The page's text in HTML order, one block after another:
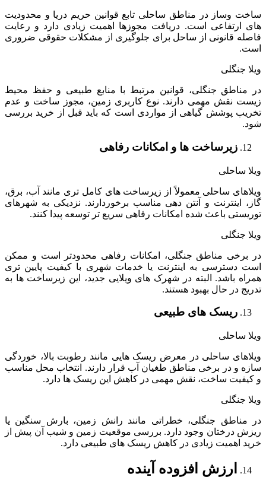
ساخت وساز در مناطق ساحلی تابع قوانین حریم دریا و محدودیت
های ارتفاعی است. دریافت مجوزها اهمیت زیادی دارد و رعایت
فاصله قانونی از ساحل برای جلوگیری از مشکلات حقوقی ضروری
است.
ویلا جنگلی
در مناطق جنگلی، قوانین مرتبط با منابع طبیعی و حفظ محیط
زیست نقش مهمی دارند. نوع کاربری زمین، مجوز ساخت و عدم
تخریب پوشش گیاهی از مواردی است که باید قبل از خرید بررسی
شود.
زیرساخت ها و امکانات رفاهی
ویلا ساحلی
ویلاهای ساحلی معمولاً از زیرساخت های کامل تری مانند آب، برق،
گاز، اینترنت و آنتن دهی مناسب برخوردارند. نزدیکی به شهرهای
توریستی باعث شده امکانات رفاهی سریع تر توسعه پیدا کنند.
ویلا جنگلی
در برخی مناطق جنگلی، امکانات رفاهی محدودتر است و ممکن
است دسترسی به اینترنت یا خدمات شهری با کیفیت پایین تری
همراه باشد. البته در شهرک های ویلایی جدید، این زیرساخت ها به
تدریج در حال بهبود هستند.
ریسک های طبیعی
ویلا ساحلی
ویلاهای ساحلی در معرض ریسک هایی مانند رطوبت بالا، خوردگی
سازه و در برخی مناطق طغیان آب قرار دارند. انتخاب محل مناسب
و کیفیت ساخت، نقش مهمی در کاهش این ریسک ها دارد.
ویلا جنگلی
در مناطق جنگلی، خطراتی مانند رانش زمین، بارش سنگین یا
ریزش درختان وجود دارد. بررسی موقعیت زمین و شیب آن پیش از
خرید اهمیت زیادی در کاهش ریسک های طبیعی دارد.
ارزش افزوده آینده